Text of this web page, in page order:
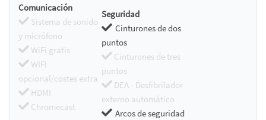
Comunicación
Sistema de sonido
y micrófono
WiFi gratis
WIFI
opcional/costes extra
HDMI
Chromecast
Seguridad
Cinturones de dos
puntos
Cinturones de tres
puntos
DEA - Desfibrilador
externo automático
Arcos de seguridad